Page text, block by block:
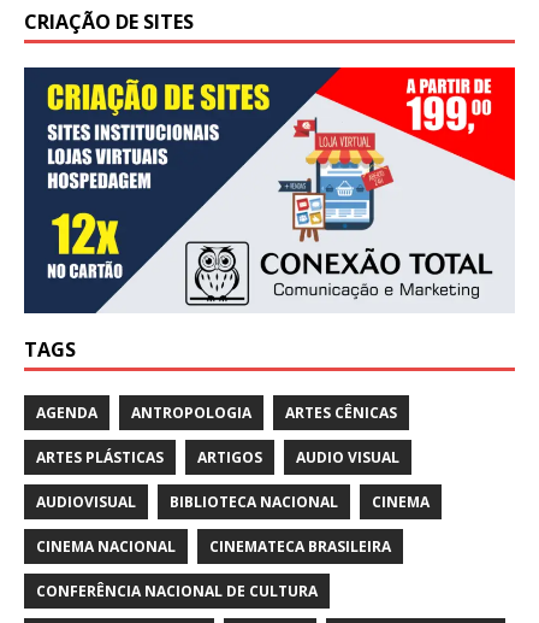
CRIAÇÃO DE SITES
TAGS
AGENDA ANTROPOLOGIA ARTES CÊNICAS
ARTES PLÁSTICAS ARTIGOS AUDIO VISUAL
AUDIOVISUAL BIBLIOTECA NACIONAL CINEMA
CINEMA NACIONAL CINEMATECA BRASILEIRA
CONFERÊNCIA NACIONAL DE CULTURA